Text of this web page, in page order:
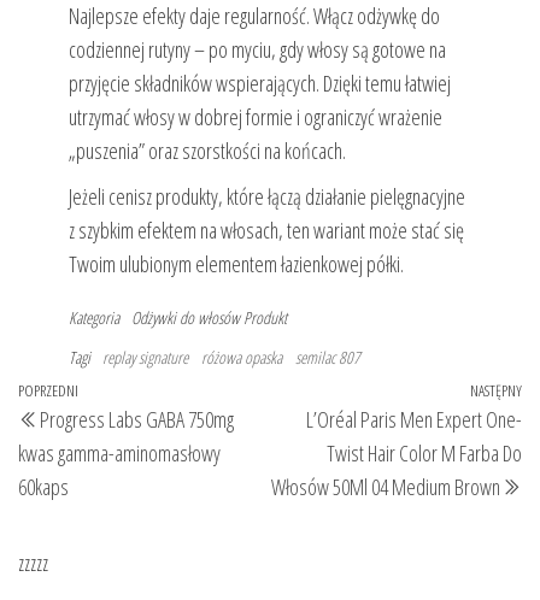
Najlepsze efekty daje regularność. Włącz odżywkę do
codziennej rutyny – po myciu, gdy włosy są gotowe na
przyjęcie składników wspierających. Dzięki temu łatwiej
utrzymać włosy w dobrej formie i ograniczyć wrażenie
„puszenia” oraz szorstkości na końcach.
Jeżeli cenisz produkty, które łączą działanie pielęgnacyjne
z szybkim efektem na włosach, ten wariant może stać się
Twoim ulubionym elementem łazienkowej półki.
Kategoria Odżywki do włosów Produkt
Tagi replay signature różowa opaska semilac 807
Nawigacja
wpisu
Poprzedni
wpis
POPRZEDNI
Progress Labs GABA 750mg
kwas gamma-aminomasłowy
60kaps
NASTĘPNY
L’Oréal Paris Men Expert One-
Twist Hair Color M Farba Do
Włosów 50Ml 04 Medium Brown
zzzzz